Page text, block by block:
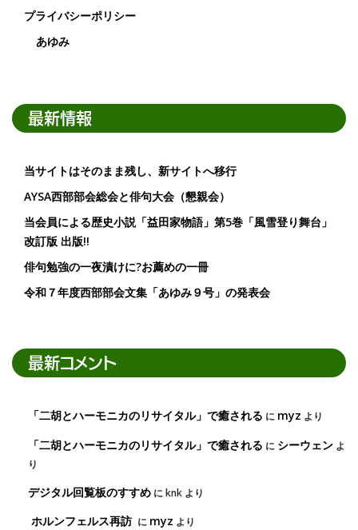
プライバシーポリシー
あゆみ
最新情報
当サイトはそのまま残し、新サイトへ移行
AYSA西部部会総会と俳句大会（懇親会）
当会員による歴史小説「益田家物語」第5巻「風雪登り舞台」
改訂版 出版!!
俳句勉強の一夜漬けに?お薦めの一冊
令和７年度西部部会文集「あゆみ９号」の発表会
最新コメント
「二胡とハーモニカのリサイタル」で癒される に myz より
「二胡とハーモニカのリサイタル」で癒される に シーウェン よ
り
デジタル回覧板のすすめ にknk より
ホルンフェルス再訪 に myz より